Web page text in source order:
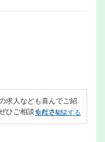
求人なども喜んでご紹
ひご相談ください。
無料で相談する